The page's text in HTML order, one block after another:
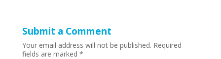
Submit a Comment
Your email address will not be published. Required
fields are marked *